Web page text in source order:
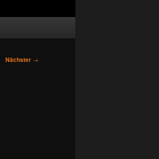
Nächster →